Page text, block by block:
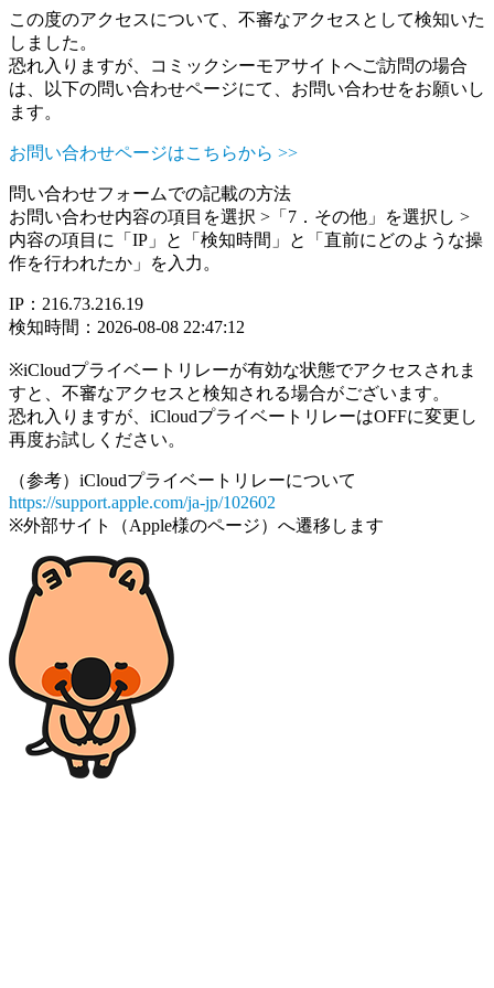
この度のアクセスについて、不審なアクセスとして検知いた
しました。
恐れ入りますが、コミックシーモアサイトへご訪問の場合
は、以下の問い合わせページにて、お問い合わせをお願いし
ます。
お問い合わせページはこちらから >>
問い合わせフォームでの記載の方法
お問い合わせ内容の項目を選択 >「7．その他」を選択し >
内容の項目に「IP」と「検知時間」と「直前にどのような操
作を行われたか」を入力。
IP：216.73.216.19
検知時間：2026-08-08 22:47:12
※iCloudプライベートリレーが有効な状態でアクセスされま
すと、不審なアクセスと検知される場合がございます。
恐れ入りますが、iCloudプライベートリレーはOFFに変更し
再度お試しください。
（参考）iCloudプライベートリレーについて
https://support.apple.com/ja-jp/102602
※外部サイト（Apple様のページ）へ遷移します